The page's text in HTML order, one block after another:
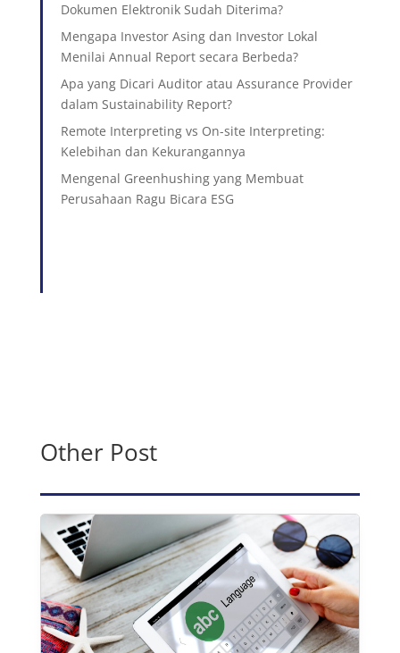
Dokumen Elektronik Sudah Diterima?
Mengapa Investor Asing dan Investor Lokal
Menilai Annual Report secara Berbeda?
Apa yang Dicari Auditor atau Assurance Provider
dalam Sustainability Report?
Remote Interpreting vs On-site Interpreting:
Kelebihan dan Kekurangannya
Mengenal Greenhushing yang Membuat
Perusahaan Ragu Bicara ESG
Other Post